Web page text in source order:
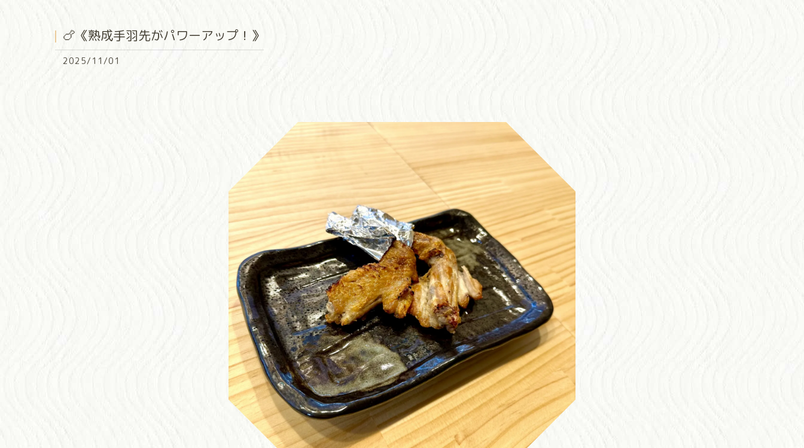
🍗《熟成手羽先がパワーアップ！》
2025/11/01